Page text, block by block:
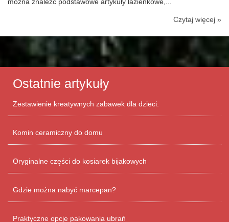
Czytaj więcej »
Ostatnie artykuły
Zestawienie kreatywnych zabawek dla dzieci.
Komin ceramiczny do domu
Oryginalne części do kosiarek bijakowych
Gdzie można nabyć marcepan?
Praktyczne opcje pakowania ubrań